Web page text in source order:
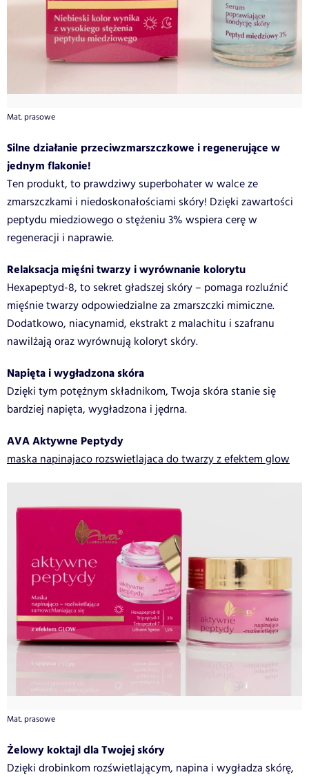
Mat. prasowe
Silne działanie przeciwzmarszczkowe i regenerujące w
jednym flakonie!
Ten produkt, to prawdziwy superbohater w walce ze
zmarszczkami i niedoskonałościami skóry! Dzięki zawartości
peptydu miedziowego o stężeniu 3% wspiera cerę w
regeneracji i naprawie.
Relaksacja mięśni twarzy i wyrównanie kolorytu
Hexapeptyd-8, to sekret gładszej skóry – pomaga rozluźnić
mięśnie twarzy odpowiedzialne za zmarszczki mimiczne.
Dodatkowo, niacynamid, ekstrakt z malachitu i szafranu
nawilżają oraz wyrównują koloryt skóry.
Napięta i wygładzona skóra
Dzięki tym potężnym składnikom, Twoja skóra stanie się
bardziej napięta, wygładzona i jędrna.
AVA Aktywne Peptydy
maska napinajaco rozswietlajaca do twarzy z efektem glow
Mat. prasowe
Żelowy koktajl dla Twojej skóry
Dzięki drobinkom rozświetlającym, napina i wygładza skórę,